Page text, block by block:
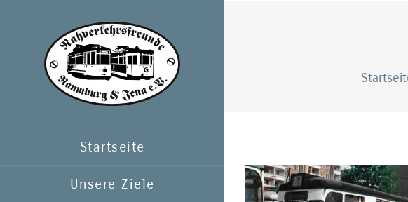
springen
Startseite
Unsere Ziele